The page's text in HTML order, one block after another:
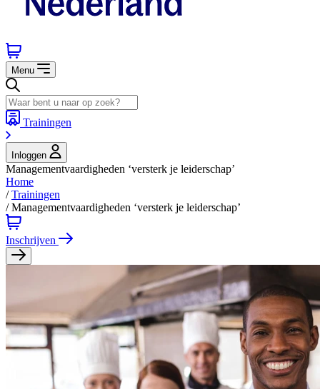
Menu
Trainingen
Inloggen
Managementvaardigheden ‘versterk je leiderschap’
Home
/Trainingen
/Managementvaardigheden ‘versterk je leiderschap’
Inschrijven